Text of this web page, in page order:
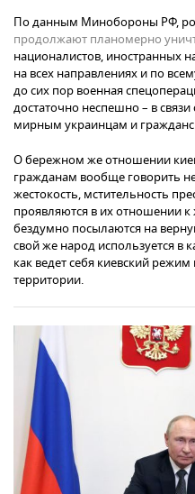
По данным Минобороны РФ,
продолжают планомерно
националистов, иностранных
на всех направлениях и по
до сих пор военная
достаточно неспешно – в
мирным украинцам и
О бережном же отношении
гражданам вообще говорить
жестокость, мстительность
проявляются в их отношении
бездумно посылаются на
свой же народ используется в
как ведет себя киевский
территории.